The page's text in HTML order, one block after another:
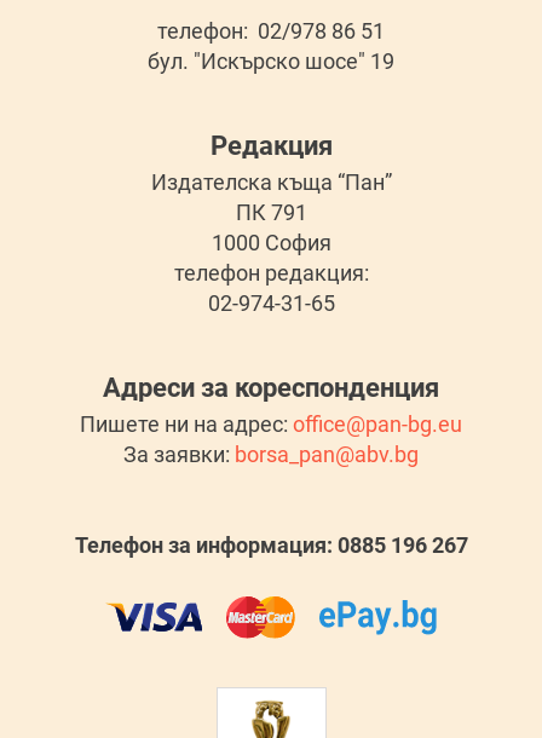
телефон: 02/978 86 51
бул. "Искърско шосе" 19
Редакция
Издателска къща “Пан”
ПК 791
1000 София
телефон редакция:
02-974-31-65
Адреси за кореспонденция
Пишете ни на адрес: office@pan-bg.eu
За заявки: borsa_pan@abv.bg
Телефон за информация: 0885 196 267